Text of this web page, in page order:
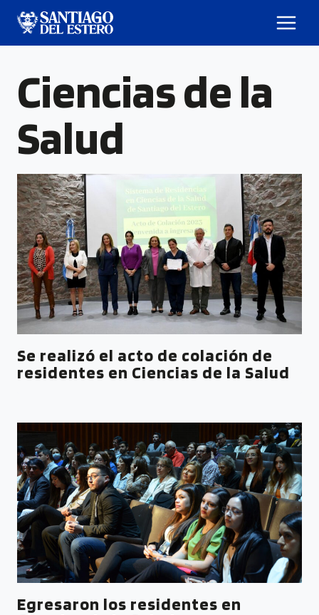
Ciencias de la
Salud
Se realizó el acto de colación de
residentes en Ciencias de la Salud
Egresaron los residentes en